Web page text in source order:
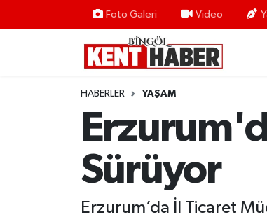
Foto Galeri Video
HABERLER YAŞAM
Sürüyor
Erzurum’da İl Ticaret
BİLİM-TEKNOLOJİ
Bingöl Nöbetçi Eczaneler
Bingöl Hava Durumu
Bingöl Namaz Vakitleri
Bingöl Trafik Yoğunluk Haritası
Süper Lig Puan Durumu ve Fikstür